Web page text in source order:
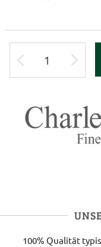
100% Qualität